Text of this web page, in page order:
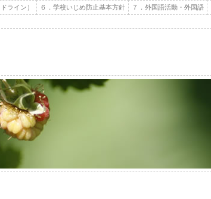
ライン） ６．学校いじめ防止基本方針 ７．外国語活動・外国語